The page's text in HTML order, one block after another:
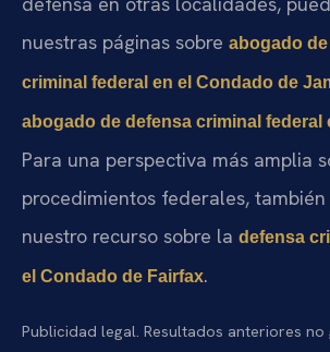
nuestras páginas sobre abogado
criminal federal en el Condado de
abogado de defensa criminal federal
Para una perspectiva más amplia
procedimientos federales,
nuestro recurso sobre la defensa
el Condado de Fairfax.
Publicidad legal. Resultados anteriores no